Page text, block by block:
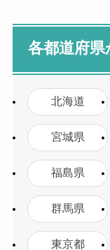
各都道府
北海道
宮城県
福島県
群馬県
東京都